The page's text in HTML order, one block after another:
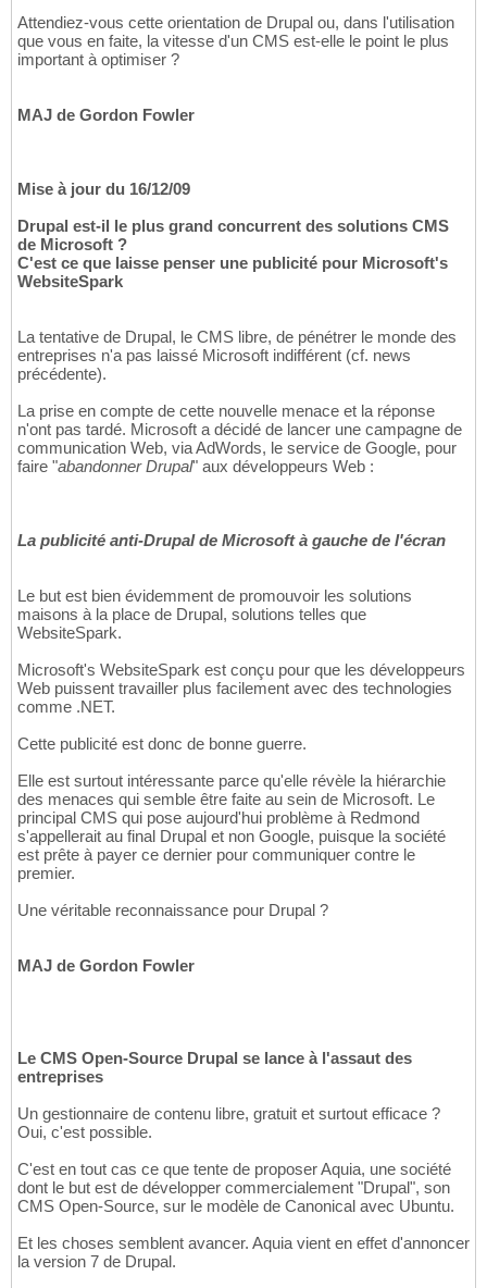
Attendiez-vous cette orientation de Drupal ou, dans l'utilisation
que vous en faite, la vitesse d'un CMS est-elle le point le plus
important à optimiser ?
MAJ de Gordon Fowler
Mise à jour du 16/12/09
Drupal est-il le plus grand concurrent des solutions CMS
de Microsoft ?
C'est ce que laisse penser une publicité pour Microsoft's
WebsiteSpark
La tentative de Drupal, le CMS libre, de pénétrer le monde des
entreprises n'a pas laissé Microsoft indifférent (cf. news
précédente).
La prise en compte de cette nouvelle menace et la réponse
n'ont pas tardé. Microsoft a décidé de lancer une campagne de
communication Web, via AdWords, le service de Google, pour
faire "abandonner Drupal" aux développeurs Web :
La publicité anti-Drupal de Microsoft à gauche de l'écran
Le but est bien évidemment de promouvoir les solutions
maisons à la place de Drupal, solutions telles que
WebsiteSpark.
Microsoft's WebsiteSpark est conçu pour que les développeurs
Web puissent travailler plus facilement avec des technologies
comme .NET.
Cette publicité est donc de bonne guerre.
Elle est surtout intéressante parce qu'elle révèle la hiérarchie
des menaces qui semble être faite au sein de Microsoft. Le
principal CMS qui pose aujourd'hui problème à Redmond
s'appellerait au final Drupal et non Google, puisque la société
est prête à payer ce dernier pour communiquer contre le
premier.
Une véritable reconnaissance pour Drupal ?
MAJ de Gordon Fowler
Le CMS Open-Source Drupal se lance à l'assaut des
entreprises
Un gestionnaire de contenu libre, gratuit et surtout efficace ?
Oui, c'est possible.
C'est en tout cas ce que tente de proposer Aquia, une société
dont le but est de développer commercialement "Drupal", son
CMS Open-Source, sur le modèle de Canonical avec Ubuntu.
Et les choses semblent avancer. Aquia vient en effet d'annoncer
la version 7 de Drupal.